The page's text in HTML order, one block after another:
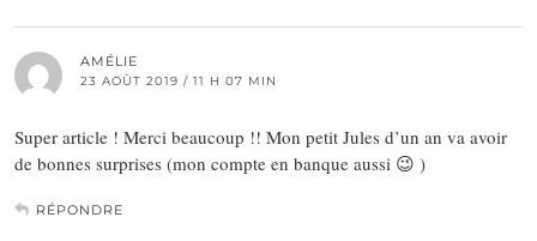
AMÉLIE
23 AOÛT 2019 / 11 H 07 MIN
Super article ! Merci beaucoup !! Mon petit Jules d’un an va avoir
de bonnes surprises (mon compte en banque aussi 😉 )
RÉPONDRE